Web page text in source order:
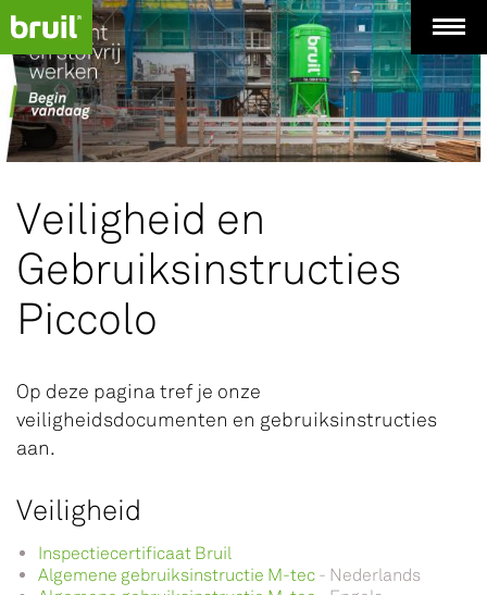
Veiligheid en
Gebruiksinstructies
Piccolo
Op deze pagina tref je onze
veiligheidsdocumenten en gebruiksinstructies
aan.
Veiligheid
Inspectiecertificaat Bruil
Algemene gebruiksinstructie M-tec - Nederlands